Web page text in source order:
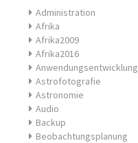
Administration
Afrika
Afrika2009
Afrika2016
Anwendungsentwicklung
Astrofotografie
Astronomie
Audio
Backup
Beobachtungsplanung